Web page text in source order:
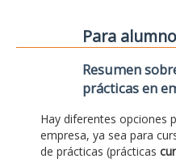
Para
Resumen
prácticas en
Hay diferentes opciones
empresa, ya sea para
de prácticas (prácticas